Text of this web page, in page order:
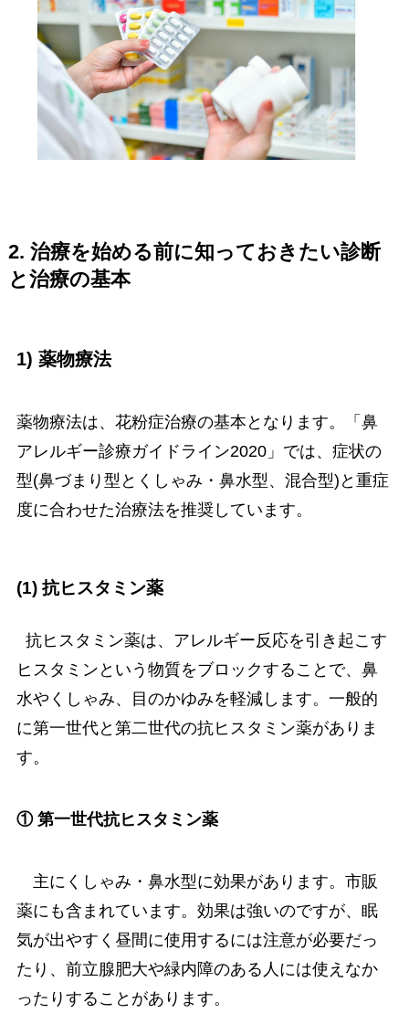
2. 治療を始める前に知っておきたい診断
と治療の基本
1) 薬物療法
薬物療法は、花粉症治療の基本となります。「鼻
アレルギー診療ガイドライン2020」では、症状の
型(鼻づまり型とくしゃみ・鼻水型、混合型)と重症
度に合わせた治療法を推奨しています。
(1) 抗ヒスタミン薬
抗ヒスタミン薬は、アレルギー反応を引き起こす
ヒスタミンという物質をブロックすることで、鼻
水やくしゃみ、目のかゆみを軽減します。一般的
に第一世代と第二世代の抗ヒスタミン薬がありま
す。
① 第一世代抗ヒスタミン薬
主にくしゃみ・鼻水型に効果があります。市販
薬にも含まれています。効果は強いのですが、眠
気が出やすく昼間に使用するには注意が必要だっ
たり、前立腺肥大や緑内障のある人には使えなか
ったりすることがあります。